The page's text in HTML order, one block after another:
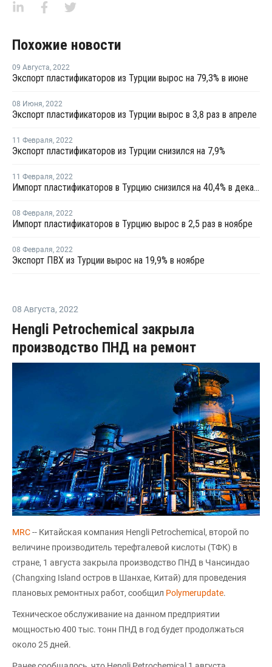
Похожие новости
09 Августа, 2022
Экспорт пластификаторов из Турции вырос на 79,3% в июне
08 Июня, 2022
Экспорт пластификаторов из Турции вырос в 3,8 раз в апреле
11 Февраля, 2022
Экспорт пластификаторов из Турции снизился на 7,9%
11 Февраля, 2022
Импорт пластификаторов в Турцию снизился на 40,4% в декабре
08 Февраля, 2022
Импорт пластификаторов в Турцию вырос в 2,5 раз в ноябре
08 Февраля, 2022
Экспорт ПВХ из Турции вырос на 19,9% в ноябре
08 Августа, 2022
Hengli Petrochemical закрыла
производство ПНД на ремонт
MRC-- Китайская компания Hengli Petrochemical, второй по
величине производитель терефталевой кислоты (ТФК) в
стране, 1 августа закрыла производство ПНД в Чансиндао
(Changxing Island остров в Шанхае, Китай) для проведения
плановых ремонтных работ, сообщил Polymerupdate.
Техническое обслуживание на данном предприятии
мощностью 400 тыс. тонн ПНД в год будет продолжаться
около 25 дней.